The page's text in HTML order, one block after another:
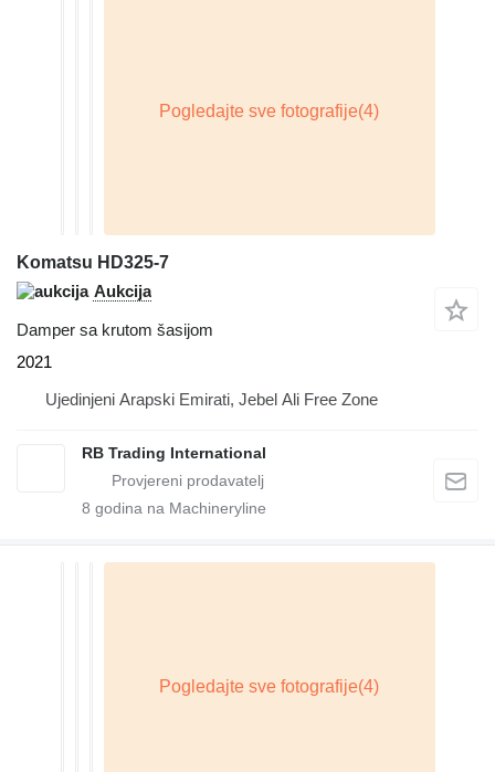
Komatsu HD325-7
Aukcija
Damper sa krutom šasijom
2021
Ujedinjeni Arapski Emirati, Jebel Ali Free Zone
RB Trading International
8 godina na Machineryline